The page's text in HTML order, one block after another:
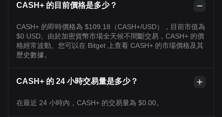
CASH+ 的目前價格是多少？
CASH+ 的即時價格為 $109.18（CASH+/USD），目前市值為
$0 USD。由於加密貨幣市場全天候不間斷交易，CASH+ 的價
格經常波動。您可以在 Bitget 上查看 CASH+ 的市場價格及其
歷史數據。
CASH+ 的 24 小時交易量是多少？
在最近 24 小時內，CASH+ 的交易量為 $0.00。